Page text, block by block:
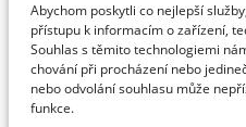
Abychom poskytli co nejlepší
přístupu k informacím o zařízení,
Souhlas s těmito technologiemi
chování při procházení nebo
nebo odvolání souhlasu může
funkce.
Filmové novinky
Hubnutí
Inspirace
Knižní novinky
Luxury